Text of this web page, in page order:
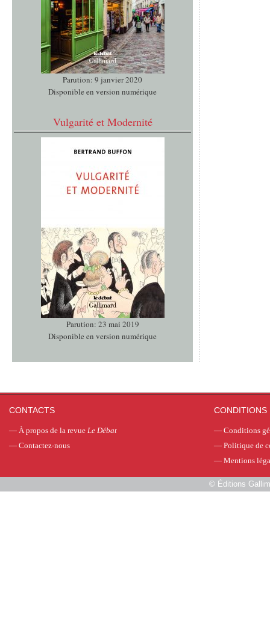
Parution: 9 janvier 2020
Disponible en version numérique
Vulgarité et Modernité
Parution: 23 mai 2019
Disponible en version numérique
CONTACTS
— À propos de la revue Le Débat
— Contactez-nous
CONDITIONS
— Conditions
— Politique de
— Mentions
© Éditions